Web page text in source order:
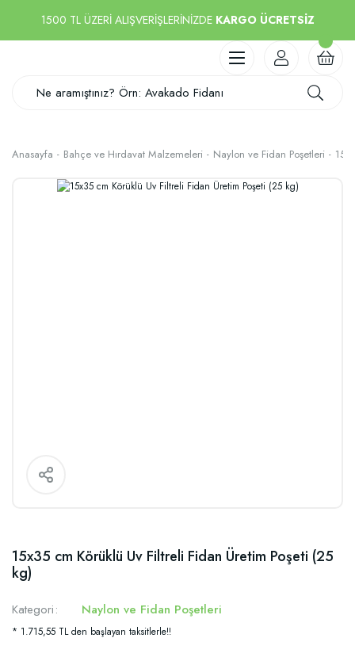
1500 TL ÜZERİ ALIŞVERİŞLERİNİZDE KARGO ÜCRETSİZ
Anasayfa Bahçe ve Hırdavat Malzemeleri Naylon ve Fidan Poşetleri
15x35 cm Körüklü Uv Filtreli Fidan Üretim Poşeti (25
kg)
Kategori Naylon ve Fidan Poşetleri
* 1.715,55 TL den başlayan taksitlerle!!